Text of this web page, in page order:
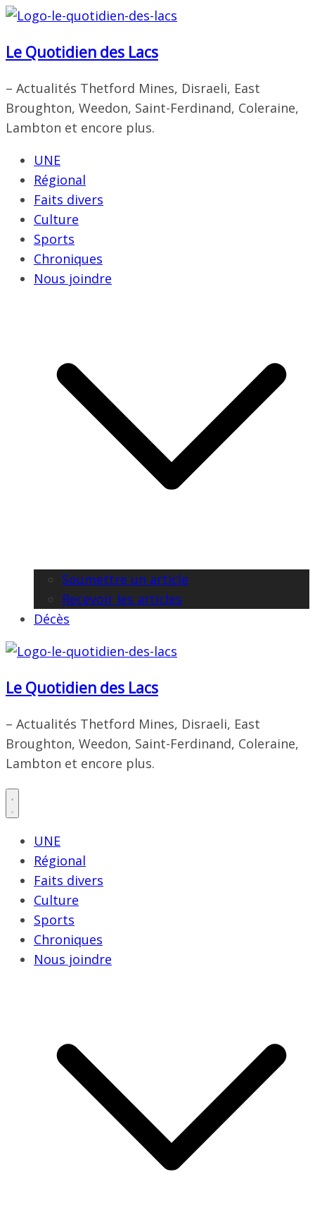
Passer
contenu
Le Quotidien des Lacs
– Actualités Thetford Mines, Disraeli, East
Broughton, Weedon, Saint-Ferdinand, Coleraine,
Lambton et encore plus.
UNE
Régional
Faits divers
Culture
Sports
Chroniques
Nous joindre
Soumettre un article
Recevoir les articles
Décès
Le Quotidien des Lacs
– Actualités Thetford Mines, Disraeli, East
Broughton, Weedon, Saint-Ferdinand, Coleraine,
Lambton et encore plus.
UNE
Régional
Faits divers
Culture
Sports
Chroniques
Nous joindre